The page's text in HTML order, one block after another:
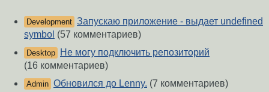
Development Запускаю приложение - выдает undefined
symbol (57 комментариев)
Desktop
Не могу подключить репозиторий
(16 комментариев)
Admin Обновился до Lenny. (7 комментариев)